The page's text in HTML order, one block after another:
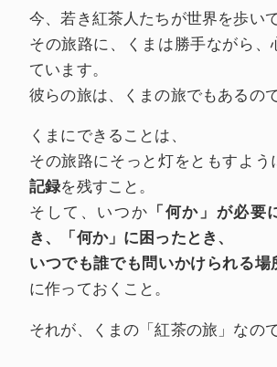
今、若き紅茶人たちが世界を歩いて
その旅路に、くまは勝手ながら、
ています。
彼らの旅は、くまの旅でもあるので
くまにできることは、
その旅路にそっと灯をともすよう
記録を残すこと。
そして、いつか 「何か」が必要
き、「何か」に困ったとき、
いつでも誰でも問いかけられる場
に作っておくこと。
それが、くまの「紅茶の旅」なので